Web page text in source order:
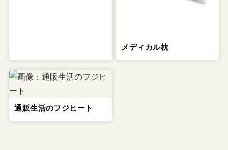
メディカル枕
通販生活のフジヒート